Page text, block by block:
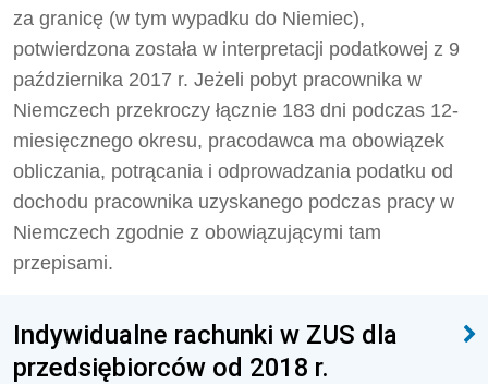
za granicę (w tym wypadku do Niemiec),
potwierdzona została w interpretacji podatkowej z 9
października 2017 r. Jeżeli pobyt pracownika w
Niemczech przekroczy łącznie 183 dni podczas 12-
miesięcznego okresu, pracodawca ma obowiązek
obliczania, potrącania i odprowadzania podatku od
dochodu pracownika uzyskanego podczas pracy w
Niemczech zgodnie z obowiązującymi tam
przepisami.
Indywidualne rachunki w ZUS dla
przedsiębiorców od 2018 r.